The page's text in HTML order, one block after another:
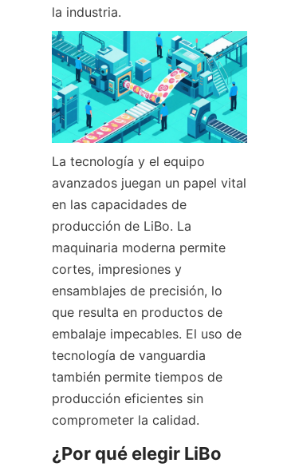
la industria.
La tecnología y el equipo
avanzados juegan un papel vital
en las capacidades de
producción de LiBo. La
maquinaria moderna permite
cortes, impresiones y
ensamblajes de precisión, lo
que resulta en productos de
embalaje impecables. El uso de
tecnología de vanguardia
también permite tiempos de
producción eficientes sin
comprometer la calidad.
¿Por qué elegir LiBo